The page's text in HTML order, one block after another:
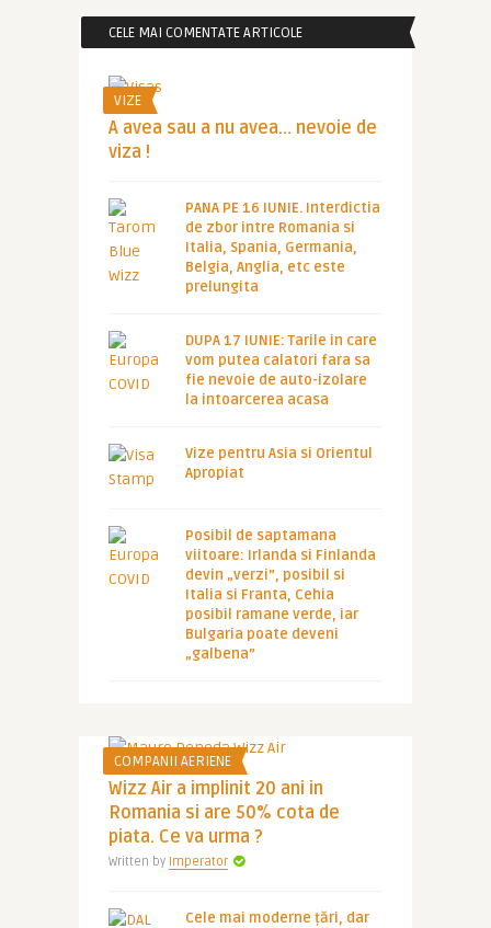
CELE MAI COMENTATE ARTICOLE
VIZE
A avea sau a nu avea… nevoie de
viza !
PANA PE 16 IUNIE. Interdictia
de zbor intre Romania si
Italia, Spania, Germania,
Belgia, Anglia, etc este
prelungita
DUPA 17 IUNIE: Tarile in care
vom putea calatori fara sa
fie nevoie de auto-izolare
la intoarcerea acasa
Vize pentru Asia si Orientul
Apropiat
Posibil de saptamana
viitoare: Irlanda si Finlanda
devin „verzi”, posibil si
Italia si Franta, Cehia
posibil ramane verde, iar
Bulgaria poate deveni
„galbena”
COMPANII AERIENE
Wizz Air a implinit 20 ani in
Romania si are 50% cota de
piata. Ce va urma ?
Written by Imperator
Cele mai moderne țări, dar